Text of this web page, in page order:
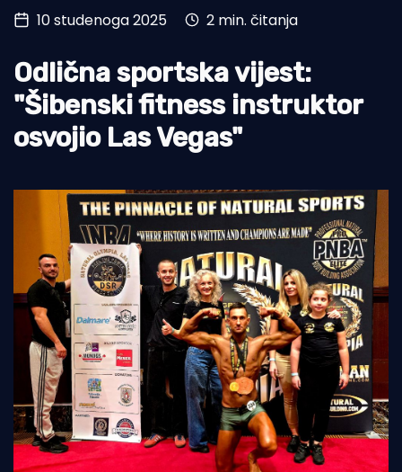
Turizam i nautika
Pomorstvo
Ribolov
Ekologija
10 studenoga 2025 2 min. čitanja
Odlična sportska vijest:
"Šibenski fitness instruktor
osvojio Las Vegas"